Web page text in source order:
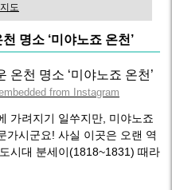
도
명소 ‘미야노죠 온천’
from Instagram
가려지기 일쑤지만, 미야노죠
가시군요! 사실 이곳은 오랜 역
시대 분세이(1818~1831) 때라